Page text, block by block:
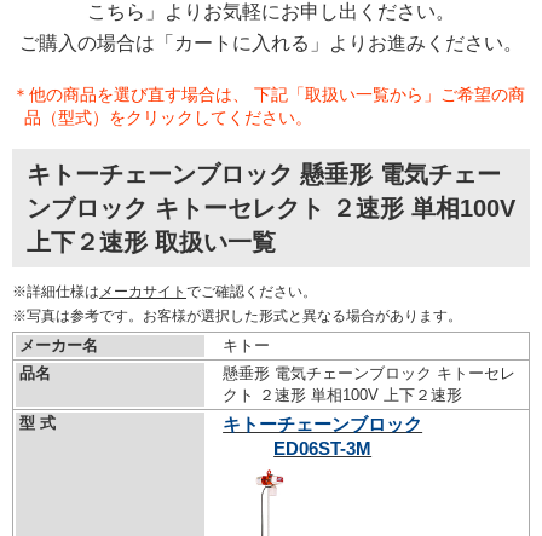
こちら」よりお気軽にお申し出ください。
ご購入の場合は「カートに入れる」よりお進みください。
＊他の商品を選び直す場合は、 下記「取扱い一覧から」ご希望の商
品（型式）をクリックしてください。
キトーチェーンブロック 懸垂形 電気チェー
ンブロック キトーセレクト ２速形 単相100V
上下２速形 取扱い一覧
※詳細仕様は メーカサイト でご確認ください。
※写真は参考です。お客様が選択した形式と異なる場合があります。
メーカー名
キトー
品名
懸垂形 電気チェーンブロック キトーセレ
クト ２速形 単相100V 上下２速形
型 式
キトーチェーンブロック
ED06ST-3M